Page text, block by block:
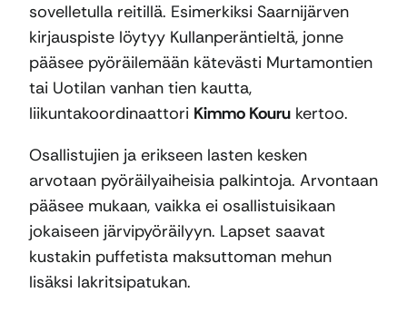
sovelletulla reitillä. Esimerkiksi Saarnijärven
kirjauspiste löytyy Kullanperäntieltä, jonne
pääsee pyöräilemään kätevästi Murtamontien
tai Uotilan vanhan tien kautta,
liikuntakoordinaattori Kimmo Kouru kertoo.
Osallistujien ja erikseen lasten kesken
arvotaan pyöräilyaiheisia palkintoja. Arvontaan
pääsee mukaan, vaikka ei osallistuisikaan
jokaiseen järvipyöräilyyn. Lapset saavat
kustakin puffetista maksuttoman mehun
lisäksi lakritsipatukan.